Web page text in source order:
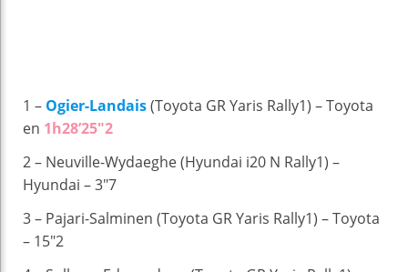
1 – Ogier-Landais(Toyota GR Yaris Rally1) – Toyota
en 1h28’25″2
2 – Neuville-Wydaeghe (Hyundai i20 N Rally1) –
Hyundai – 3″7
3 – Pajari-Salminen (Toyota GR Yaris Rally1) – Toyota
– 15″2